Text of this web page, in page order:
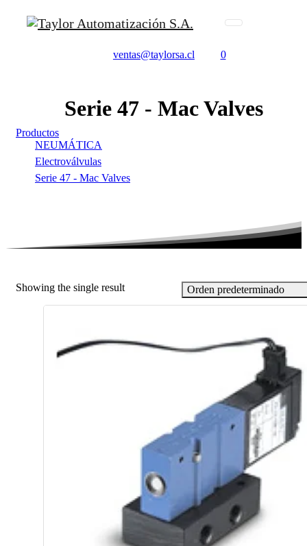
ventas@taylorsa.cl 0
Serie 47 - MacValves
Productos
NEUMÁTICA
Electroválvulas
Serie 47 - Mac Valves
Showing the single result Orden predeterminado